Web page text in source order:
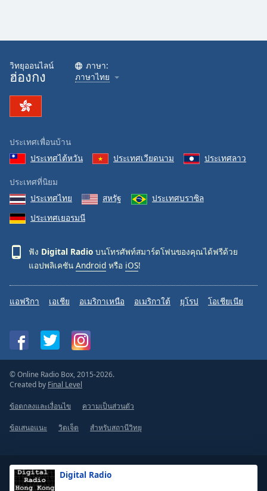
Digital Radio
วิทยุออนไลน์
ฮ่องกง
ภาษา:
ภาษาไทย
ประเทศเพื่อนบ้าน
ประเทศไต้หวัน
ประเทศเวียดนาม ประเทศลาว
ประเทศที่นิยม
ประเทศไทย
สหรัฐ
ประเทศบราซิล
ประเทศเยอรมนี
ฟัง Digital Radio บนโทรศัพท์สมาร์ตโฟนของคุณได้ฟรีด้วย
แอปพลิเคชัน Android หรือ iOS!
แอฟริกา เอเชีย อเมริกาเหนือ อเมริกาใต้ ยุโรป โอเชียเนีย
© Online Radio Box, 2015-2026.
Created by Final Level
ข้อตกลงและเงื่อนไข ความเป็นส่วนตัว
ข้อเสนอแนะ วิดเจ็ต สำหรับสถานีวิทยุ